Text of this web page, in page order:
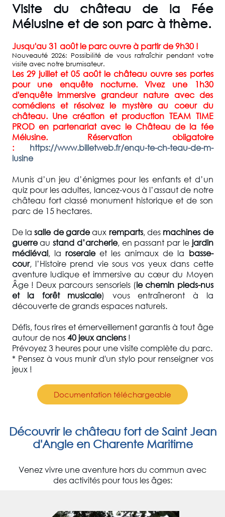
Visite du château de la Fée
Mélusine et de son parc à thème.
Jusqu'au 31 août le parc ouvre à partir de 9h30 !
Nouveauté 2026: Possibilité de vous rafraîchir pendant votre
visite avec notre brumisateur.
Les 29 juillet et 05 août le château ouvre ses portes
pour une enquête nocturne. Vivez une 1h30
d'enquête immersive grandeur nature avec des
comédiens et résolvez le mystère au coeur du
château. Une création et production TEAM TIME
PROD en partenariat avec le Château de la fée
Mélusine.Réservation obligatoire
: https://www.billetweb.fr/enqu-te-ch-teau-de-m-
lusine
Munis d’un jeu d’énigmes pour les enfants et d’un
quiz pour les adultes, lancez-vous à l’assaut de notre
château fort classé monument historique et de son
parc de 15 hectares.
De lasalle de gardeaux remparts, des machines de
guerreau stand d’archerie, en passant par le jardin
médiéval, la roseraie et les animaux de la basse-
cour, l’Histoire prend vie sous vos yeux dans cette
aventure ludique et immersive au cœur du Moyen
Âge ! Deux parcours sensoriels (le chemin pieds-nus
et la forêt musicale) vous entraîneront à la
découverte de grands espaces naturels.
Défis, fous rires et émerveillement garantis à tout âge
autour de nos40 jeux anciens!
Prévoyez 3 heures pour une visite complète du parc.
* Pensez à vous munir d'un stylo pour renseigner vos
jeux !
Documentation téléchargeable
Découvrir le château fort de Saint Jean
d'Angle en Charente Maritime
Venez vivre une aventure hors du commun avec
des activités pour tous les âges: